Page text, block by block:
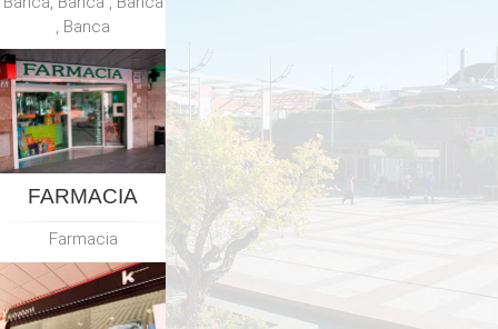
, Banca
FARMACIA
Farmacia